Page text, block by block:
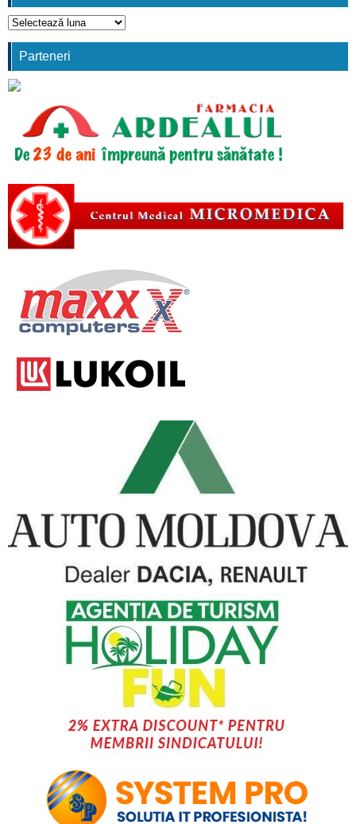
Arhivă
comunicări
Parteneri